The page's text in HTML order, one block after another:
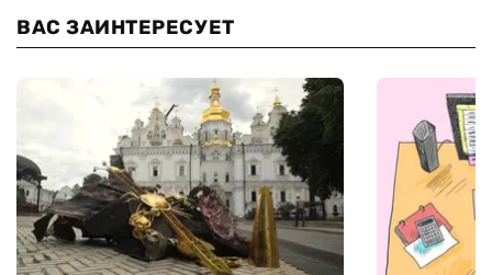
ВАС ЗАИНТЕРЕСУЕТ